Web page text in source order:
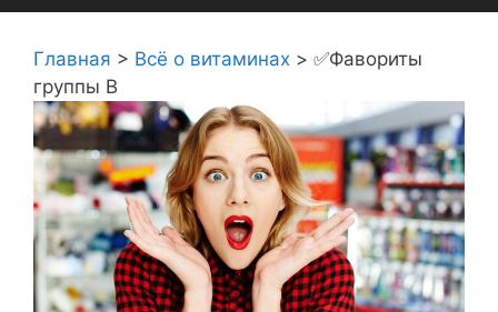
Главная > Всё о витаминах > ✅Фавориты
группы В